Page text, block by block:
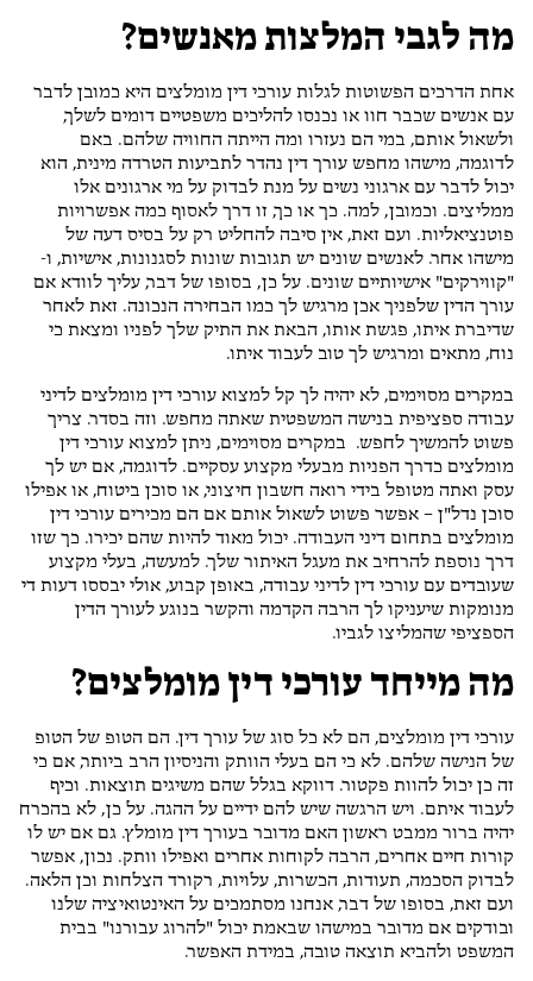
מה לגבי המלצות מאנשים?
אחת הדרכים הפשוטות לגלות עורכי דין מומלצים היא כמובן לדבר
עם אנשים שכבר חוו או נכנסו להליכים משפטיים דומים לשלך,
ולשאול אותם, במי הם נעזרו ומה הייתה החוויה שלהם. באם
לדוגמה, מישהו מחפש עורך דין נהדר לתביעות הטרדה מינית, הוא
יכול לדבר עם ארגוני נשים על מנת לבדוק על מי ארגונים אלו
ממליצים. וכמובן, למה. כך או כך, זו דרך לאסוף כמה אפשרויות
פוטנציאליות. ועם זאת, אין סיבה להחליט רק על בסיס דעה של
מישהו אחר. לאנשים שונים יש תגובות שונות לסגנונות, אישיות, ו-
"קווירקים" אישיותיים שונים. על כן, בסופו של דבר, עליך לוודא אם
עורך הדין שלפניך אכן מרגיש לך כמו הבחירה הנכונה. זאת לאחר
שדיברת איתו, פגשת אותו, הבאת את התיק שלך לפניו ומצאת כי
נוח, מתאים ומרגיש לך טוב לעבוד איתו.
במקרים מסוימים, לא יהיה לך קל למצוא עורכי דין מומלצים לדיני
עבודה ספציפית בנישה המשפטית שאתה מחפש. וזה בסדר. צריך
פשוט להמשיך לחפש. במקרים מסוימים, ניתן למצוא עורכי דין
מומלצים כדרך הפניות מבעלי מקצוע עסקיים. לדוגמה, אם יש לך
עסק ואתה מטופל בידי רואה חשבון חיצוני, או סוכן ביטוח, או אפילו
סוכן נדל"ן – אפשר פשוט לשאול אותם אם הם מכירים עורכי דין
מומלצים בתחום דיני העבודה. יכול מאוד להיות שהם יכירו. כך שזו
דרך נוספת להרחיב את מעגל האיתור שלך. למעשה, בעלי מקצוע
שעובדים עם עורכי דין לדיני עבודה, באופן קבוע, אולי יבססו דעות די
מנומקות שיעניקו לך הרבה הקדמה והקשר בנוגע לעורך הדין
הספציפי שהמליצו לגביו.
מה מייחד עורכי דין מומלצים?
עורכי דין מומלצים, הם לא כל סוג של עורך דין. הם הטופ של הטופ
של הנישה שלהם. לא כי הם בעלי הוותק והניסיון הרב ביותר, אם כי
זה כן יכול להוות פקטור. דווקא בגלל שהם משיגים תוצאות. וכיף
לעבוד איתם. ויש הרגשה שיש להם ידיים על ההגה. על כן, לא בהכרח
יהיה ברור ממבט ראשון האם מדובר בעורך דין מומלץ. גם אם יש לו
קורות חיים אחרים, הרבה לקוחות אחרים ואפילו וותק. נכון, אפשר
לבדוק הסכמה, תעודות, הכשרות, עלויות, רקורד הצלחות וכן הלאה.
ועם זאת, בסופו של דבר, אנחנו מסתמכים על האינטואיציה שלנו
ובודקים אם מדובר במישהו שבאמת יכול "להרוג עבורנו" בבית
המשפט ולהביא תוצאה טובה, במידת האפשר.